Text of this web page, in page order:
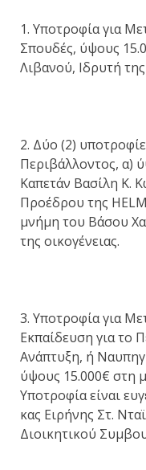
1. Υποτροφία για
Σπουδές, ύψους
Λιβανού, Ιδρυτή
2. Δύο (2)
Περιβάλλοντος, α)
Καπετάν Βασίλη Κ.
Προέδρου της
μνήμη του Βάσου
της οικογένειας.
3. Υποτροφία για
Εκπαίδευση για το
Ανάπτυξη, ή
ύψους 15.000€ στη
Υποτροφία είναι
κας Ειρήνης Στ.
Διοικητικού